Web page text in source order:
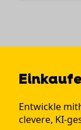
Entwickle
clevere, KI-